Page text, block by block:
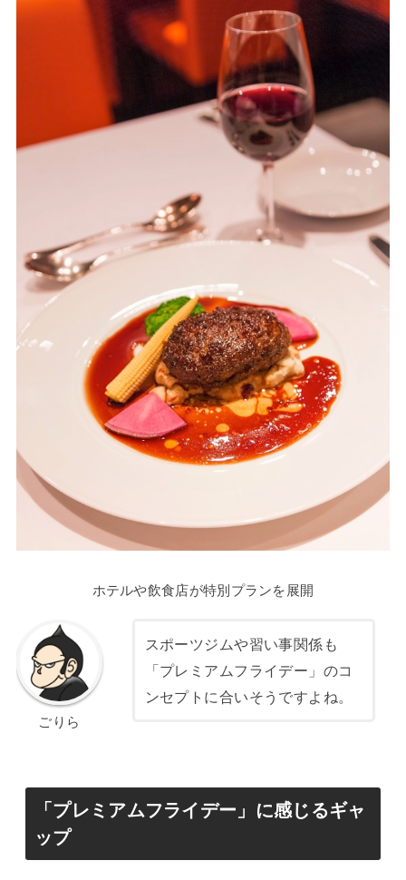
ホテルや飲食店が特別プランを展開
ごりら
スポーツジムや習い事関係も
「プレミアムフライデー」のコ
ンセプトに合いそうですよね。
「プレミアムフライデー」に感じるギャ
ップ